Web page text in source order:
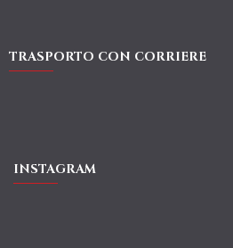
TRASPORTO CON CORRIERE
INSTAGRAM